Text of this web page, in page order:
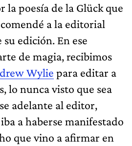
la poesía de la Glück que
a la editorial
edición. En ese
de magia, recibimos
Wylie para editar a
lo nunca visto que sea
adelante al editor,
a haberse manifestado
que vino a afirmar en